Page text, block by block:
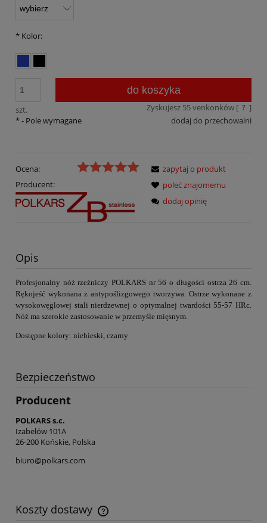
* Kolor:
szt.
do koszyka
Zyskujesz 55venkonków [ ? ]
dodaj do przechowalni
*- Pole wymagane
Ocena:
Producent:
zapytaj o produkt
poleć znajomemu
dodaj opinię
Opis
Profesjonalny nóż rzeźniczy POLKARS nr 56o długości ostrza 26 cm.
Rękojeść wykonana z antypoślizgowego tworzywa. Ostrzewykonane z
wysokowęglowej stali nierdzewnej o optymalnej twardości 55-57 HRc.
Nóż ma szerokie zastosowanie w przemyśle mięsnym.
Dostępne kolory: niebieski, czarny
Bezpieczeństwo
Producent
POLKARS s.c.
Izabelów 101A
26-200 Końskie, Polska
biuro@polkars.com
Koszty dostawy
Cena nie zawiera ewentualnych kosztów płatności